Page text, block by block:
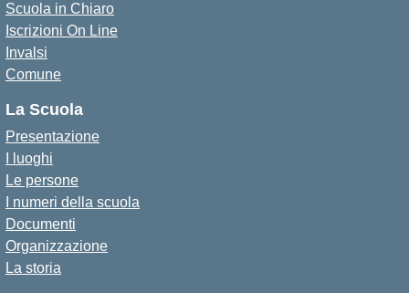
Scuola in Chiaro
Iscrizioni On Line
Invalsi
Comune
La Scuola
Presentazione
I luoghi
Le persone
I numeri della scuola
Documenti
Organizzazione
La storia